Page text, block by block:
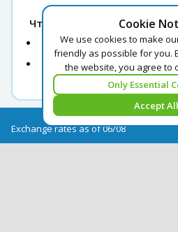
Что взять с собой
головной убор
питьевую воду
Cookie
We use cookies to make
friendly as possible for you.
the website, you agree to
Only Essential
Accept All
Exchange rates as of 06/08
USD = 2.68
EUR = 3.08